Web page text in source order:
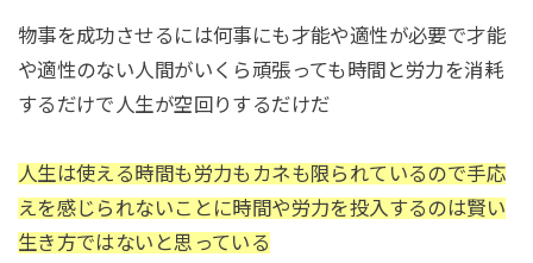
物事を成功させるには何事にも才能や適性が必要で才能
や適性のない人間がいくら頑張っても時間と労力を消耗
するだけで人生が空回りするだけだ
人生は使える時間も労力もカネも限られているので手応
えを感じられないことに時間や労力を投入するのは賢い
生き方ではないと思っている